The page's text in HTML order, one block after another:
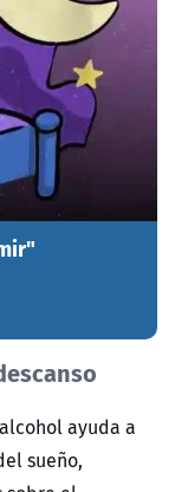
ayuda a
sueño,